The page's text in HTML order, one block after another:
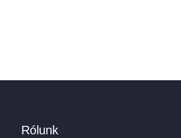
Rólunk